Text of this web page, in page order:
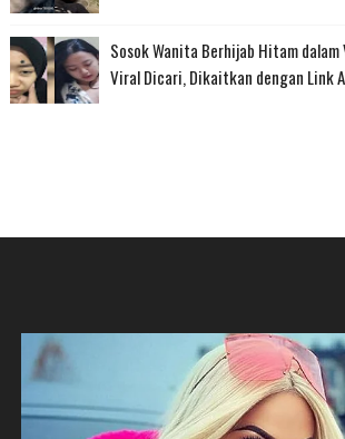
Sosok Wanita Berhijab Hitam
Viral Dicari, Dikaitkan dengan Link